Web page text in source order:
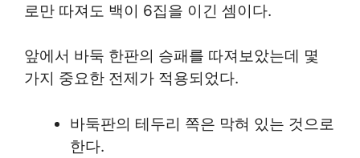
로만 따져도 백이 6집을 이긴 셈이다.
앞에서 바둑 한판의 승패를 따져보았는데 몇
가지 중요한 전제가 적용되었다.
바둑판의 테두리 쪽은 막혀 있는 것으로
한다.